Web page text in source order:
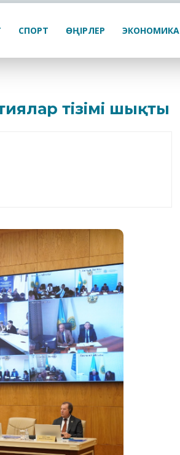
СПОРТ ӨҢІРЛЕР ЭКОНОМИКА
тізімі шықты